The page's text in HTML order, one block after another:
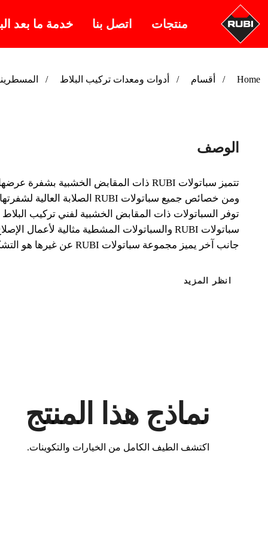
منتجات اتصل بنا خدمة ما بعد
Home أقسام أدوات ومعدات تركيب البلاط
الوصف
تتميز سباتولات RUBI ذات المقابض الخشبية بشفرة عرضها 18 cm.، مصنوعة من فولاذ خاص عالي المقاومة للتآكل.
ومن خصائص جميع سباتولات RUBI الصلابة العالية لشفرتها.
توفر السباتولات ذات المقابض الخشبية لفني تركيب
سباتولات RUBI والسباتولات المشطية مثالية لأعمال الإصلاح الصغيرة أو لمناطق العمل الصغيرة أو صعبة الوصول.
جانب آخر يميز مجموعة سباتولات RUBI عن غيرها هو التشكيلة الواسعة من...
انظر المزيد
نماذج هذا المنتج
اكتشف الطيف الكامل من الخيارات والتكوينات.